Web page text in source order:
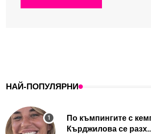
НАЙ-ПОПУЛЯРНИ
По къмпингите с
Кърджилова се